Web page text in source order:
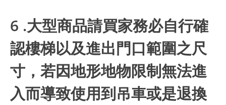
6 .大型商品請買家務必自行確
認樓梯以及進出門口範圍之尺
寸，若因地形地物限制無法進
入而導致使用到吊車或是退換